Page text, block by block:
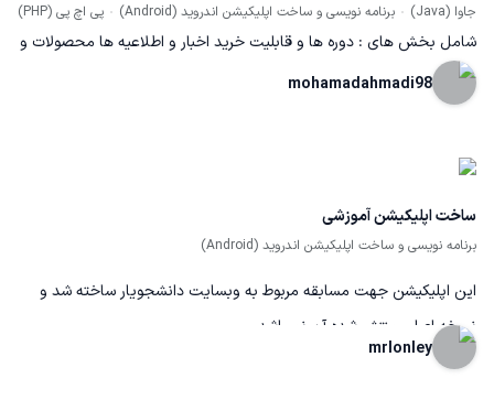
جاوا (Java) برنامه نویسی و ساخت اپلیکیشن اندروید (Android) پی اچ پی (PHP)
شامل بخش های : دوره ها و قابلیت خرید اخبار و اطلاعیه ها محصولات و
قابلیت خرید قابلیت ثبت نام و لاکین براساس شماره موبایل تیکت و آرشیو
mohamadahmadi98
ساخت اپلیکیشن آموزشی
برنامه نویسی و ساخت اپلیکیشن اندروید (Android)
این اپلیکیشن جهت مسابقه مربوط به وبسایت دانشجویار ساخته شد و
نسخه اصلی منتشر شده آن نمیباشد
mrlonley